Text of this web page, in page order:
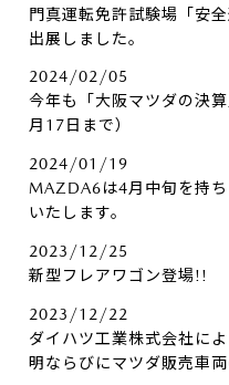
門真運転免許試験場「安
出展しました。
2024/02/05
今年も「大阪マツダの決
月17日まで）
2024/01/19
MAZDA6は4月中旬を持
いたします。
2023/12/25
新型フレアワゴン登場!!
2023/12/22
ダイハツ工業株式会社に
明ならびにマツダ販売車